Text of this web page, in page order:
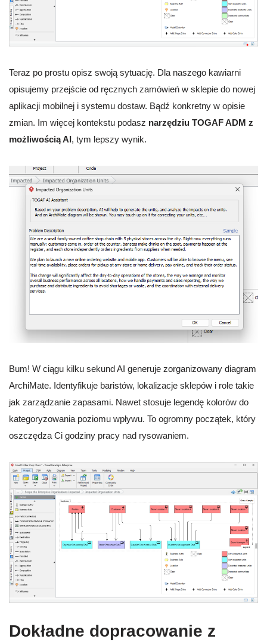
Teraz po prostu opisz swoją sytuację. Dla naszego kawiarni
opisujemy przejście od ręcznych zamówień w sklepie do nowej
aplikacji mobilnej i systemu dostaw. Bądź konkretny w opisie
zmian. Im więcej kontekstu podasz narzędziu TOGAF ADM z
możliwością AI, tym lepszy wynik.
Bum! W ciągu kilku sekund AI generuje zorganizowany diagram
ArchiMate. Identyfikuje baristów, lokalizacje sklepów i role takie
jak zarządzanie zapasami. Nawet stosuje legendę kolorów do
kategoryzowania poziomu wpływu. To ogromny początek, który
oszczędza Ci godziny pracy nad rysowaniem.
Dokładne dopracowanie z